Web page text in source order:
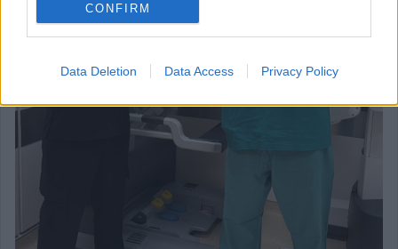
CONFIRM
Data Deletion Data Access Privacy Policy